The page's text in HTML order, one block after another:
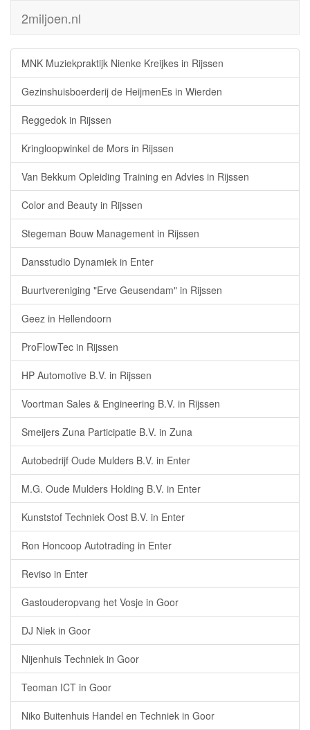
2miljoen.nl
MNK Muziekpraktijk Nienke Kreijkes in Rijssen
Gezinshuisboerderij de HeijmenEs in Wierden
Reggedok in Rijssen
Kringloopwinkel de Mors in Rijssen
Van Bekkum Opleiding Training en Advies in Rijssen
Color and Beauty in Rijssen
Stegeman Bouw Management in Rijssen
Dansstudio Dynamiek in Enter
Buurtvereniging "Erve Geusendam" in Rijssen
Geez in Hellendoorn
ProFlowTec in Rijssen
HP Automotive B.V. in Rijssen
Voortman Sales & Engineering B.V. in Rijssen
Smeijers Zuna Participatie B.V. in Zuna
Autobedrijf Oude Mulders B.V. in Enter
M.G. Oude Mulders Holding B.V. in Enter
Kunststof Techniek Oost B.V. in Enter
Ron Honcoop Autotrading in Enter
Reviso in Enter
Gastouderopvang het Vosje in Goor
DJ Niek in Goor
Nijenhuis Techniek in Goor
Teoman ICT in Goor
Niko Buitenhuis Handel en Techniek in Goor